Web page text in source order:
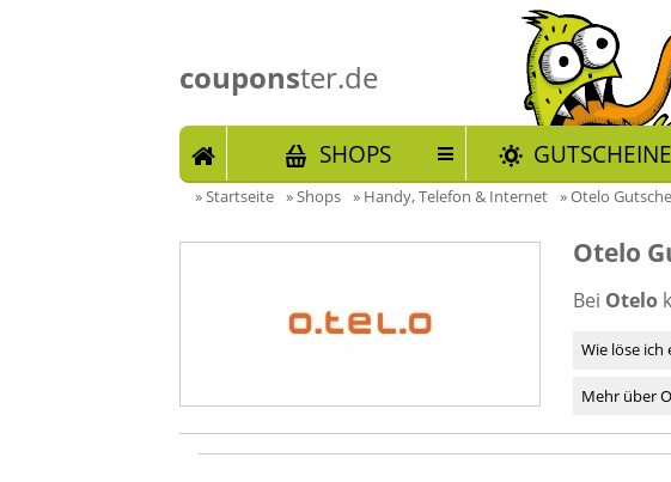
couponster.de
START SHOPS GUTSCHEINE
»Startseite »Shops » Handy, Telefon & Internet »Otelo
Otelo
Bei Otelo
Wie löse ich
Mehr über